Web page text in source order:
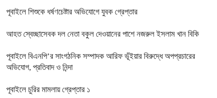
পূবাইলে শিশুকে ধর্ষণচেষ্টার অভিযোগে যুবক গ্রেপ্তার
আহত স্বেচ্ছাসেবক দল নেতা বকুল দেওয়ানের পাশে নজরুল ইসলাম খান বিকি
পূবাইলে বিএনপি’র সাংগঠনিক সম্পাদক আরিফ ভূঁইয়ার বিরুদ্ধে অপপ্রচারের
অভিযোগ, প্রতিবাদ ও নিন্দা
পূবাইলে চুরির মামলায় গ্রেপ্তার ১